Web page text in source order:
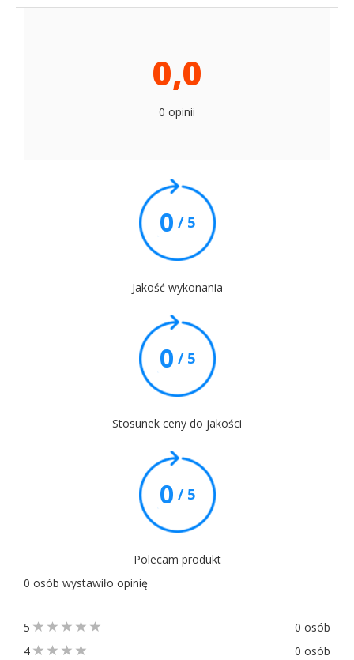
0,0
0 opinii
0 / 5
Jakość wykonania
0 / 5
Stosunek ceny do jakości
0 / 5
Polecam produkt
0 osób wystawiło opinię
5
0 osób
4
0 osób